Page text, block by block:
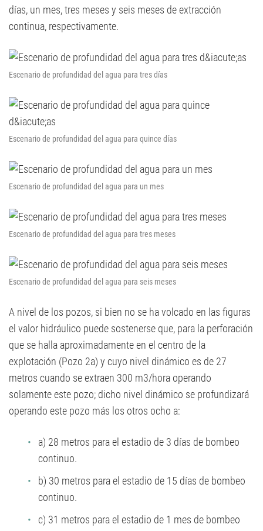
días, un mes, tres meses y seis meses de extracción
continua, respectivamente.
Escenario de profundidad del agua para tres días
Escenario de profundidad del agua para quince días
Escenario de profundidad del agua para un mes
Escenario de profundidad del agua para tres meses
Escenario de profundidad del agua para seis meses
A nivel de los pozos, si bien no se ha volcado en las figuras
el valor hidráulico puede sostenerse que, para la perforación
que se halla aproximadamente en el centro de la
explotación (Pozo 2a) y cuyo nivel dinámico es de 27
metros cuando se extraen 300 m3/hora operando
solamente este pozo; dicho nivel dinámico se profundizará
operando este pozo más los otros ocho a:
a) 28 metros para el estadio de 3 días de bombeo
continuo.
b) 30 metros para el estadio de 15 días de bombeo
continuo.
c) 31 metros para el estadio de 1 mes de bombeo